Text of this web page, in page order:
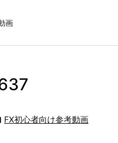
画
FX初心者向け参考動画